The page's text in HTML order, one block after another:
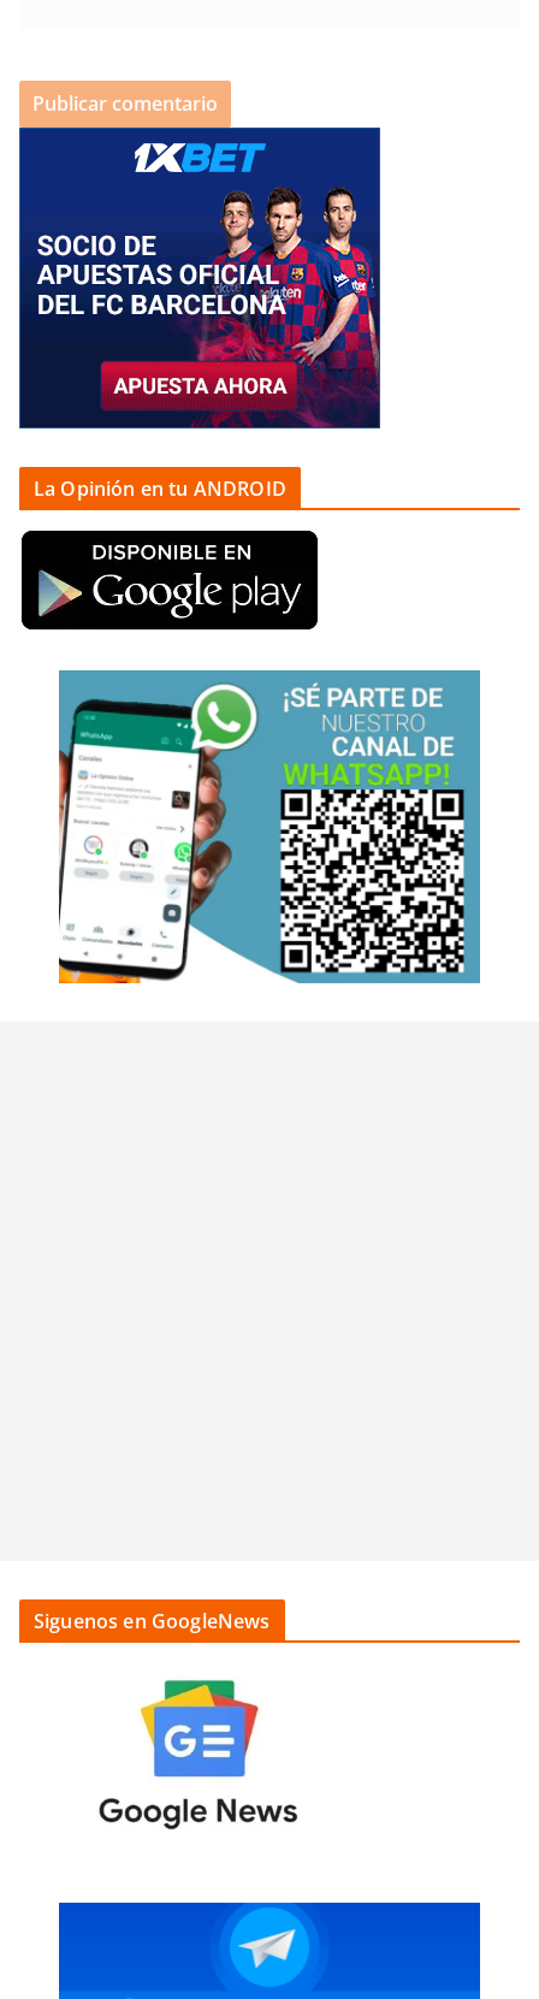
La Opinión en tu ANDROID
Siguenos en GoogleNews